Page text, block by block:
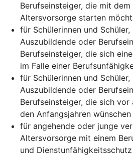
Berufseinsteiger, die mit
Altersvorsorge starten
für Schülerinnen und Schüler,
Auszubildende oder
Berufseinsteiger, die sich
im Falle einer
für Schülerinnen und Schüler,
Auszubildende oder
Berufseinsteiger, die sich
den Anfangsjahren wünschen
für angehende oder junge
Altersvorsorge mit einem
und